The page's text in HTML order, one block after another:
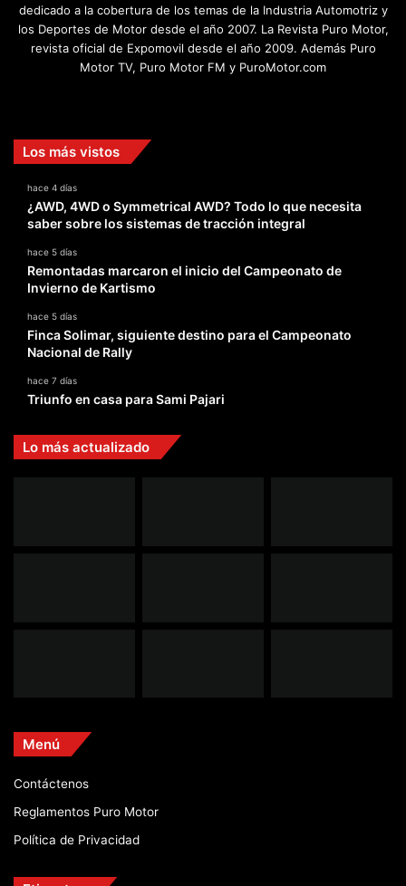
dedicado a la cobertura de los temas de la Industria Automotriz y
los Deportes de Motor desde el año 2007. La Revista Puro Motor,
revista oficial de Expomovil desde el año 2009. Además Puro
Motor TV, Puro Motor FM y PuroMotor.com
Los más vistos
hace 4 días
¿AWD, 4WD o Symmetrical AWD? Todo lo que necesita
saber sobre los sistemas de tracción integral
hace 5 días
Remontadas marcaron el inicio del Campeonato de
Invierno de Kartismo
hace 5 días
Finca Solimar, siguiente destino para el Campeonato
Nacional de Rally
hace 7 días
Triunfo en casa para Sami Pajari
Lo más actualizado
Menú
Contáctenos
Reglamentos Puro Motor
Política de Privacidad